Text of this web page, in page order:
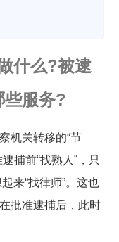
什么?被逮
些服务?
机关转移的“节
捕前“找熟人”，只
来“找律师”。这也
批准逮捕后，此时